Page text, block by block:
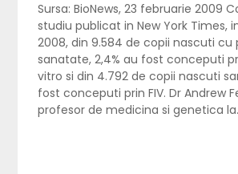
Sursa: BioNews, 23 februarie 2009
studiu publicat in New York Times,
2008, din 9.584 de copii nascuti cu
sanatate, 2,4% au fost conceputi
vitro si din 4.792 de copii nascuti
fost conceputi prin FIV. Dr Andrew
profesor de medicina si genetica